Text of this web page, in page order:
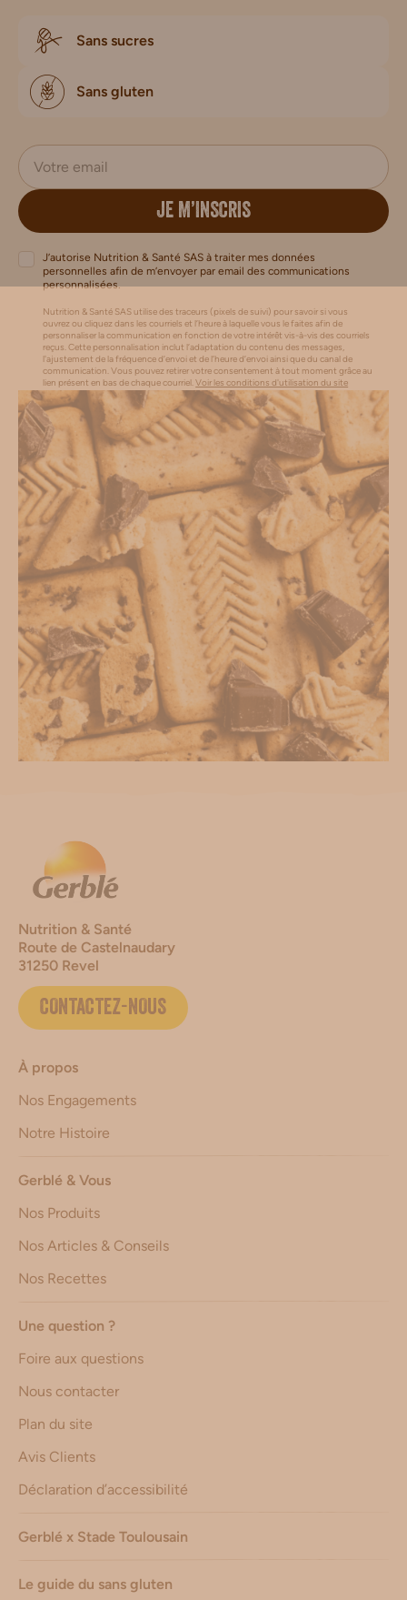
Sans sucres
Sans gluten
JE M’INSCRIS
J’autorise Nutrition & Santé SAS à traiter mes données
personnelles afin de m’envoyer par email des communications
personnalisées.
Nutrition & Santé SAS utilise des traceurs (pixels de suivi) pour savoir si vous
ouvrez ou cliquez dans les courriels et l’heure à laquelle vous le faites afin de
personnaliser la communication en fonction de votre intérêt vis-à-vis des courriels
reçus. Cette personnalisation inclut l’adaptation du contenu des messages,
l'ajustement de la fréquence d’envoi et de l’heure d’envoi ainsi que du canal de
communication. Vous pouvez retirer votre consentement à tout moment grâce au
lien présent en bas de chaque courriel.Voir les conditions d'utilisation du site
Nutrition & Santé
Route de Castelnaudary
31250 Revel
CONTACTEZ-NOUS
À propos
Nos Engagements
Notre Histoire
Gerblé & Vous
Nos Produits
Nos Articles & Conseils
Nos Recettes
Une question ?
Foire aux questions
Nous contacter
Plan du site
Avis Clients
Déclaration d’accessibilité
Gerblé x Stade Toulousain
Le guide du sans gluten